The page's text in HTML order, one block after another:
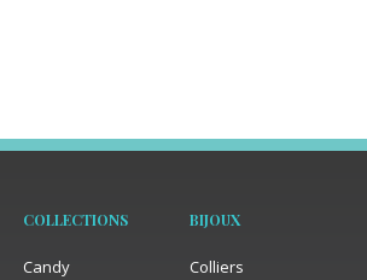
COLLECTIONS
Candy
BIJOUX
Colliers